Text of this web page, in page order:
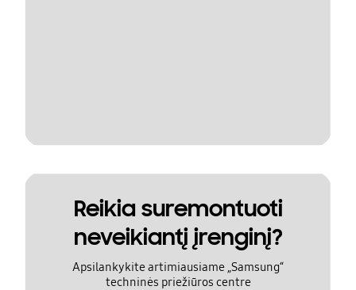
Reikia suremontuoti
neveikiantį įrenginį?
Apsilankykite artimiausiame „Samsung“
techninės priežiūros centre